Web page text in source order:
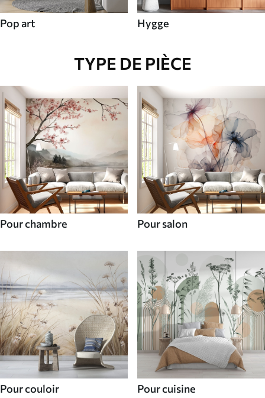
Pop art Hygge
TYPE DE PIÈCE
Pour chambre Pour salon
Pour couloir Pour cuisine